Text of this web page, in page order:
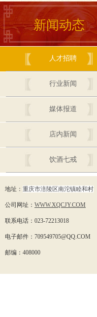
新闻动态
人才招聘
行业新闻
媒体报道
店内新闻
饮酒七戒
地址： 重庆市涪陵区南沱镇睦和村
公司网址： WWW.XQCJY.COM
联系电话：023-72213018
电子邮件： 709549705@QQ.COM
邮编：408000